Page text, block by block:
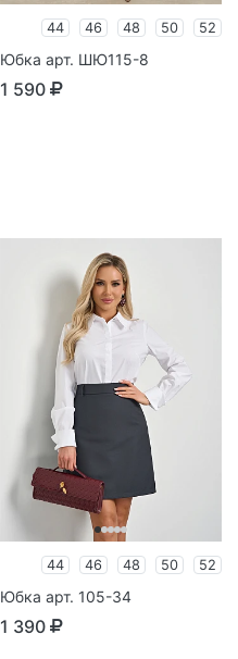
44 46 48 50 52
Юбка арт. ШЮ115-8
1 590
44 46 48 50 52
Юбка арт. 105-34
1 390